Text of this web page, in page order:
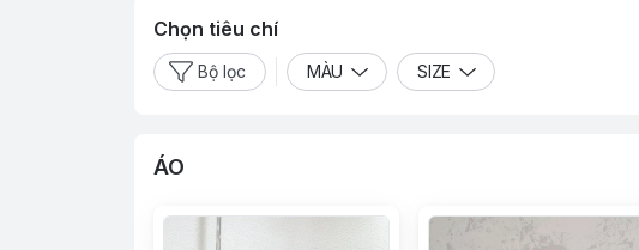
Chọn tiêu chí
Bộ lọc MÀU SIZE
ÁO